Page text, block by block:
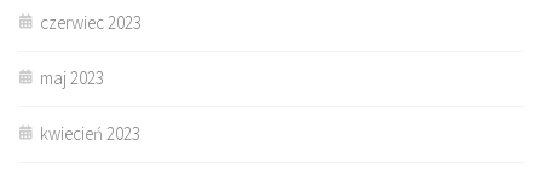
czerwiec 2023
maj 2023
kwiecień 2023